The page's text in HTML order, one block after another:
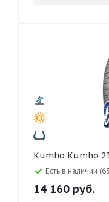
Kumho
Есть в наличии
14 160 руб.